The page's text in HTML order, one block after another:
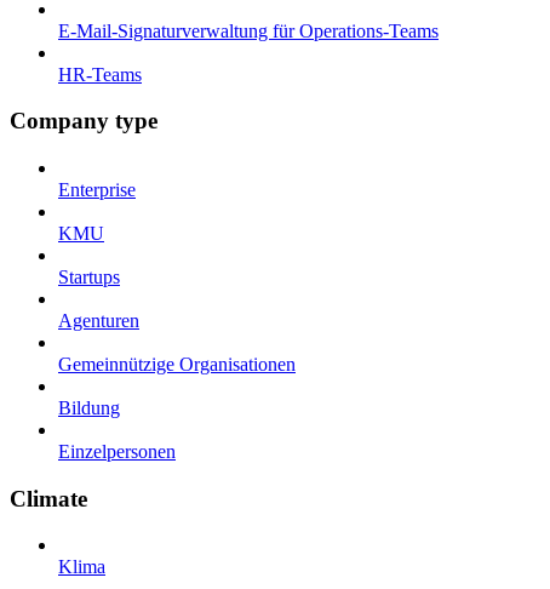
E-Mail-Signaturverwaltung für Operations-Teams
HR-Teams
Company type
Enterprise
KMU
Startups
Agenturen
Gemeinnützige Organisationen
Bildung
Einzelpersonen
Climate
Klima